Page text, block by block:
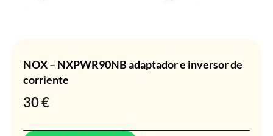
NOX – NXPWR90NB adaptador e inversor de
corriente
30€